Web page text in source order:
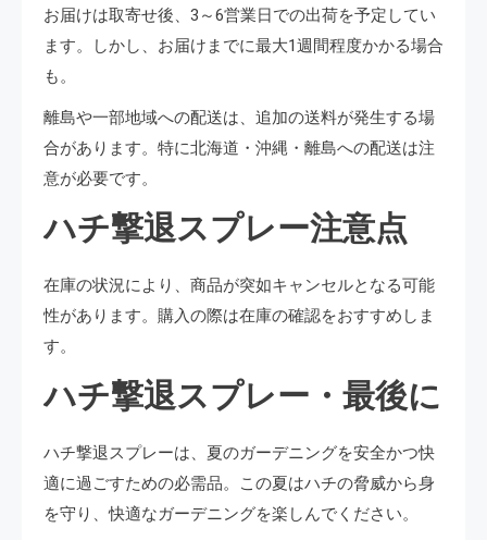
お届けは取寄せ後、3～6営業日での出荷を予定してい
ます。しかし、お届けまでに最大1週間程度かかる場合
も。
離島や一部地域への配送は、追加の送料が発生する場
合があります。特に北海道・沖縄・離島への配送は注
意が必要です。
ハチ撃退スプレー注意点
在庫の状況により、商品が突如キャンセルとなる可能
性があります。購入の際は在庫の確認をおすすめしま
す。
ハチ撃退スプレー・最後に
ハチ撃退スプレーは、夏のガーデニングを安全かつ快
適に過ごすための必需品。この夏はハチの脅威から身
を守り、快適なガーデニングを楽しんでください。